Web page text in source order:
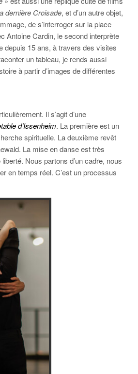
dernière Croisade, et d’un autre objet,
de s’interroger sur la place
Antoine Cardin, le second interprète
depuis 15 ans, à travers des visites
un tableau, je rends aussi
à partir d’images de différentes
Il s’agit d’une
d’Issenheim. La première est un
spirituelle. La deuxième revêt
La mise en danse est très
Nous partons d’un cadre, nous
en temps réel. C’est un processus